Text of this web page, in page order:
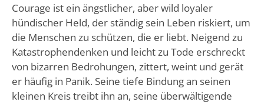
Courage ist ein ängstlicher, aber wild loyaler
hündischer Held, der ständig sein Leben riskiert, um
die Menschen zu schützen, die er liebt. Neigend zu
Katastrophendenken und leicht zu Tode erschreckt
von bizarren Bedrohungen, zittert, weint und gerät
er häufig in Panik. Seine tiefe Bindung an seinen
kleinen Kreis treibt ihn an, seine überwältigende